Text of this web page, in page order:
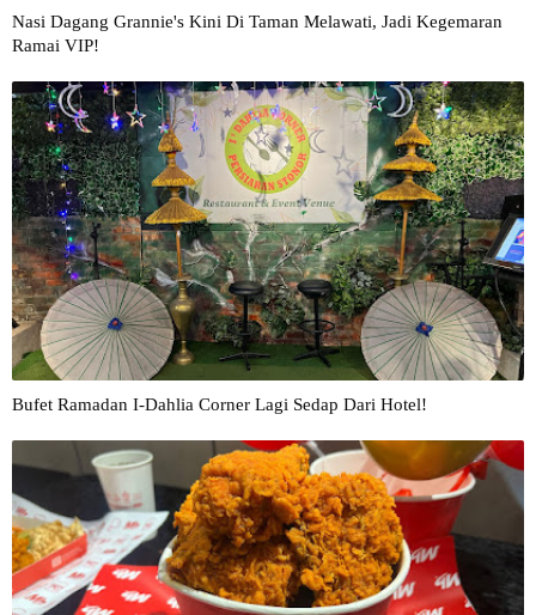
Nasi Dagang Grannie's Kini Di Taman Melawati, Jadi Kegemaran
Ramai VIP!
Bufet Ramadan I-Dahlia Corner Lagi Sedap Dari Hotel!